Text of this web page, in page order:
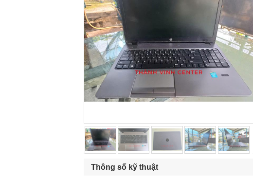
Thông số kỹ thuật